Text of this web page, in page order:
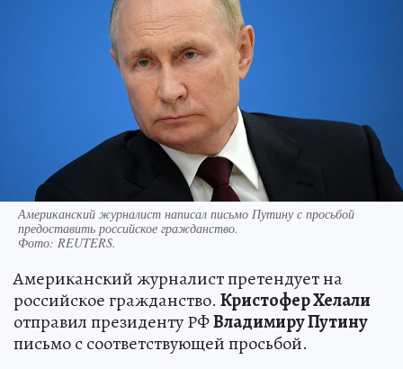
Американский журналист написал письмо Путину с просьбой
предоставить российское гражданство.
Фото: REUTERS.
Американский журналист претендует на
российское гражданство. Кристофер Хелали
отправил президенту РФВладимиру Путину
письмо с соответствующей просьбой.